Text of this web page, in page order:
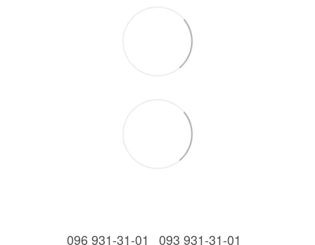
096 931-31-01 093 931-31-01